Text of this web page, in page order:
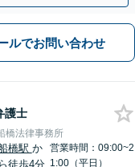
ルでお問い合わせ
護士
橋法律事務所
橋駅 か
ら徒歩4分
営業時間：09:00~2
1:00（平日）